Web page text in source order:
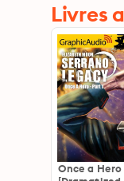
Livres
Once a Hero